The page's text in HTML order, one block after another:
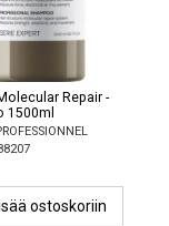
Repair -
1500ml
ostoskoriin